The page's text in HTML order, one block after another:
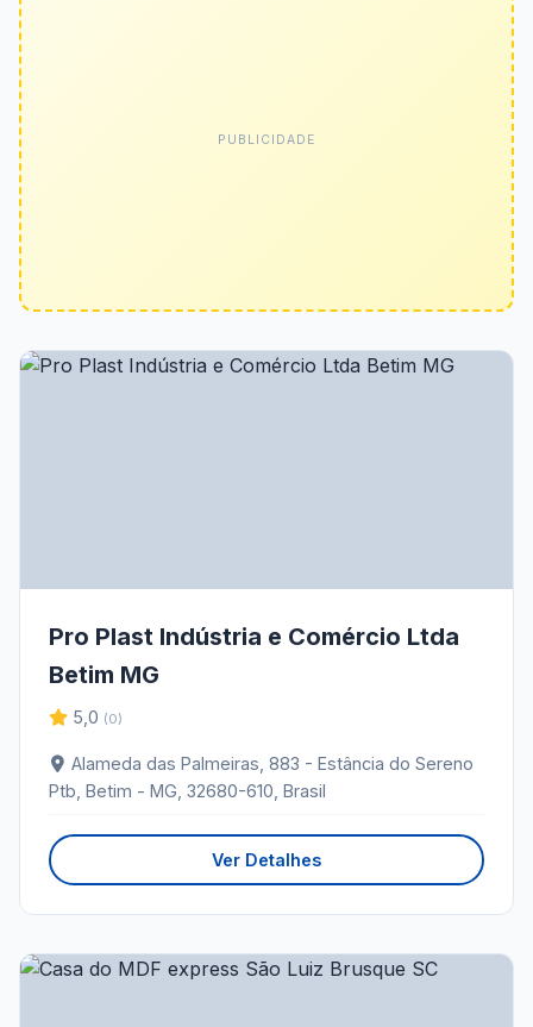
Pro Plast Indústria e Comércio Ltda
Betim MG
5,0 (0)
Alameda das Palmeiras, 883 - Estância do Sereno
Ptb, Betim - MG, 32680-610, Brasil
Ver Detalhes